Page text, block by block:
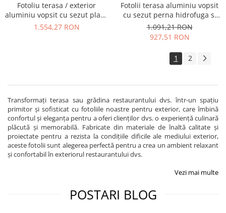
Fotoliu terasa / exterior
aluminiu vopsit cu sezut plasa
si spatar corzi RSE72
1.554,27 RON
Fotolii terasa aluminiu vopsit
cu sezut perna hidrofuga si
spatar impletit DIONE
1.091,21 RON
927,51 RON
1 2
Transformați terasa sau grădina restaurantului dvs. într-un spațiu
primitor și sofisticat cu fotoliile noastre pentru exterior, care îmbină
confortul și eleganța pentru a oferi clienților dvs. o experiență culinară
plăcută și memorabilă. Fabricate din materiale de înaltă calitate și
proiectate pentru a rezista la condițiile dificile ale mediului exterior,
aceste fotolii sunt alegerea perfectă pentru a crea un ambient relaxant
și confortabil în exteriorul restaurantului dvs.
Vezi mai multe
POSTARI BLOG